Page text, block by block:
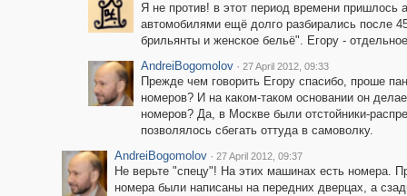
Я не против! в этот период времени пришлось
автомобилями ещё долго разбирались после
брильянты и женское бельё". Егору -
AndreiBogomolov · 27 April 2012, 09:33
Прежде чем говорить Егору спасибо, проше
номеров? И на каком-таком основании он
номеров? Да, в Москве были отстойники-
позволялось сбегать оттуда в самоволку.
AndreiBogomolov · 27 April 2012, 09:37
Не верьте "спецу"! На этих машинах есть номера.
номера были написаны на передних дверцах, а